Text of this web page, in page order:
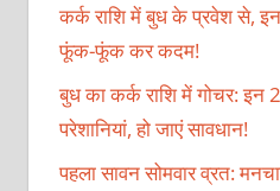
कर्क राशि में बुध के प्रवेश से,
फूंक-फूंक कर कदम!
बुध का कर्क राशि में गोचर: इन
परेशानियां, हो जाएं सावधान!
पहला सावन सोमवार व्रत: